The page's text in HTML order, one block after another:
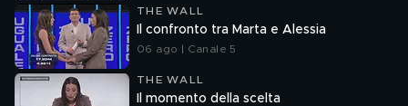
THE WALL
Il confronto tra Marta e Alessia
06 ago | Canale 5
THE WALL
Il momento della scelta